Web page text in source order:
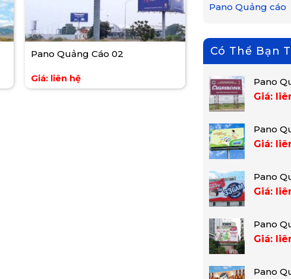
Pano Quảng Cáo 02
Giá: liên hệ
Pano Quảng cáo
Có Thể Bạn
Pano
Giá:
Pano
Giá:
Pano
Giá:
Pano
Giá:
Pano